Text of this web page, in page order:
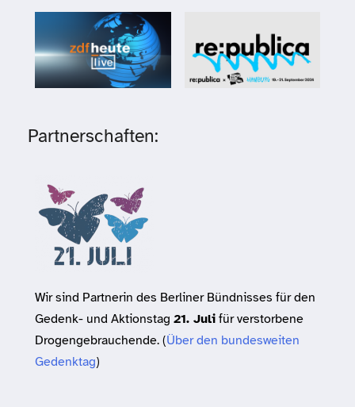
Partnerschaften:
Wir sind Partnerin des Berliner Bündnisses für den
Gedenk- und Aktionstag 21. Julifür verstorbene
Drogengebrauchende. (Über den bundesweiten
Gedenktag)